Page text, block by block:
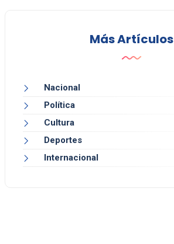
Más Artículos
Nacional
Política
Cultura
Deportes
Internacional